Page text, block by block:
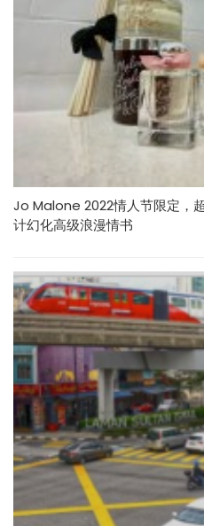
Jo Malone 2022情人节限定，
计幻化高级浪漫情书